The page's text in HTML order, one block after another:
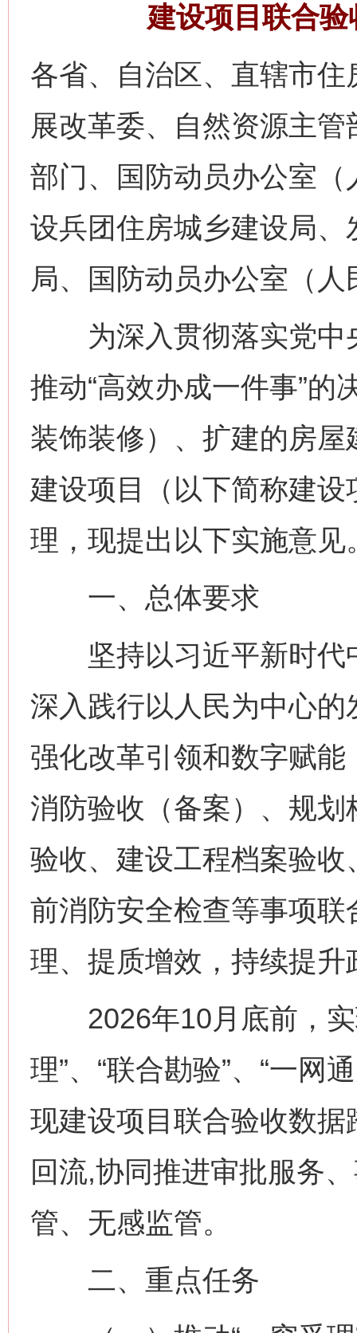
建设项目联合
各省、自治区、直辖市
展改革委、自然资源主
部门、国防动员办公室
设兵团住房城乡建设局
局、国防动员办公室（
为深入贯彻落实党中
推动“高效办成一件事”的
装饰装修）、扩建的房
建设项目（以下简称建设
理，现提出以下实施意见
一、总体要求
坚持以习近平新时代
深入践行以人民为中心
强化改革引领和数字赋
消防验收（备案）、规
验收、建设工程档案验
前消防安全检查等事项
理、提质增效，持续提
2026年10月底前，实
理”、“联合勘验”、“一网
现建设项目联合验收数
回流,协同推进审批服务
管、无感监管。
二、重点任务